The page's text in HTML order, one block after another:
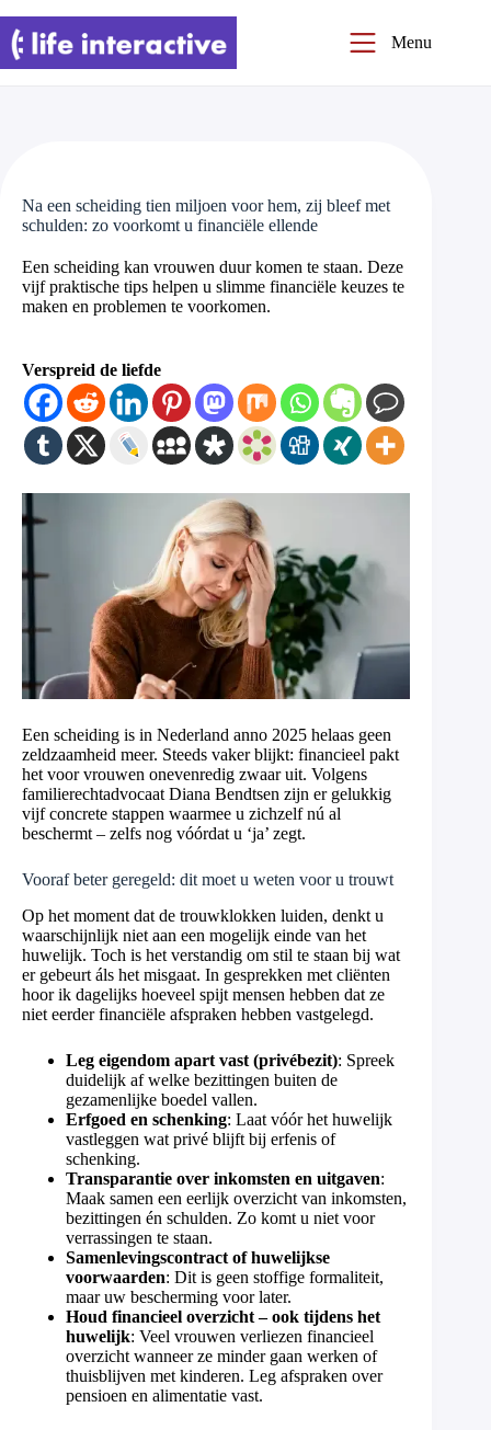
naar
de
inhoud
Menu
Na een scheiding tien miljoen voor hem, zij bleef met
schulden: zo voorkomt u financiële ellende
Een scheiding kan vrouwen duur komen te staan. Deze
vijf praktische tips helpen u slimme financiële keuzes te
maken en problemen te voorkomen.
Verspreid de liefde
Een scheiding is in Nederland anno 2025 helaas geen
zeldzaamheid meer. Steeds vaker blijkt: financieel pakt
het voor vrouwen onevenredig zwaar uit. Volgens
familierechtadvocaat Diana Bendtsen zijn er gelukkig
vijf concrete stappen waarmee u zichzelf nú al
beschermt – zelfs nog vóórdat u ‘ja’ zegt.
Vooraf beter geregeld: dit moet u weten voor u trouwt
Op het moment dat de trouwklokken luiden, denkt u
waarschijnlijk niet aan een mogelijk einde van het
huwelijk. Toch is het verstandig om stil te staan bij wat
er gebeurt áls het misgaat. In gesprekken met cliënten
hoor ik dagelijks hoeveel spijt mensen hebben dat ze
niet eerder financiële afspraken hebben vastgelegd.
Leg eigendom apart vast (privébezit): Spreek
duidelijk af welke bezittingen buiten de
gezamenlijke boedel vallen.
Erfgoed en schenking: Laat vóór het huwelijk
vastleggen wat privé blijft bij erfenis of
schenking.
Transparantie over inkomsten en uitgaven:
Maak samen een eerlijk overzicht van inkomsten,
bezittingen én schulden. Zo komt u niet voor
verrassingen te staan.
Samenlevingscontract of huwelijkse
voorwaarden: Dit is geen stoffige formaliteit,
maar uw bescherming voor later.
Houd financieel overzicht – ook tijdens het
huwelijk: Veel vrouwen verliezen financieel
overzicht wanneer ze minder gaan werken of
thuisblijven met kinderen. Leg afspraken over
pensioen en alimentatie vast.